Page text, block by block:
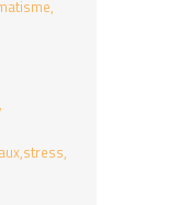
stress